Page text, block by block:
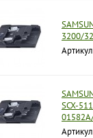
3200/
SCX-